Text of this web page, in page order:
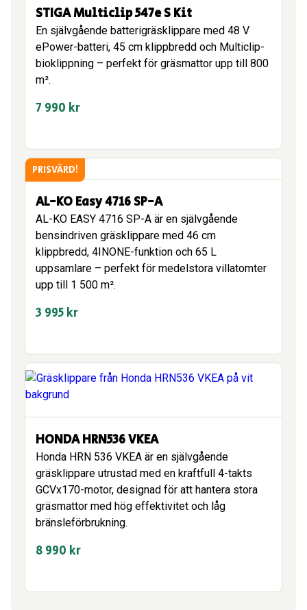
STIGA Multiclip 547e S Kit
En självgående batterigräsklippare med 48 V
ePower-batteri, 45 cm klippbredd och Multiclip-
bioklippning – perfekt för gräsmattor upp till 800
m².
7 990 kr
PRISVÄRD!
AL-KO Easy 4716 SP-A
AL-KO EASY 4716 SP-A är en självgående
bensindriven gräsklippare med 46 cm
klippbredd, 4INONE-funktion och 65 L
uppsamlare – perfekt för medelstora villatomter
upp till 1 500 m².
3 995kr
HONDA HRN536 VKEA
Honda HRN 536 VKEA är en självgående
gräsklippare utrustad med en kraftfull 4-takts
GCVx170-motor, designad för att hantera stora
gräsmattor med hög effektivitet och låg
bränsleförbrukning.
8 990 kr